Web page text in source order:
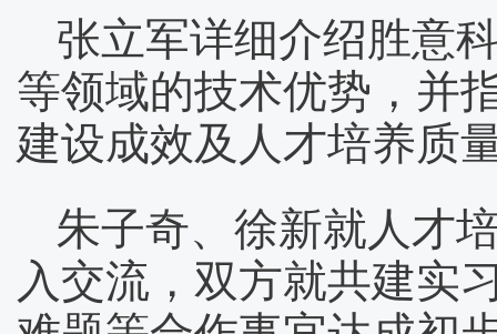
张立军详细介绍胜意
等领域的技术优势，并
建设成效及人才培养质
朱子奇、徐新就人才
入交流，双方就共建实